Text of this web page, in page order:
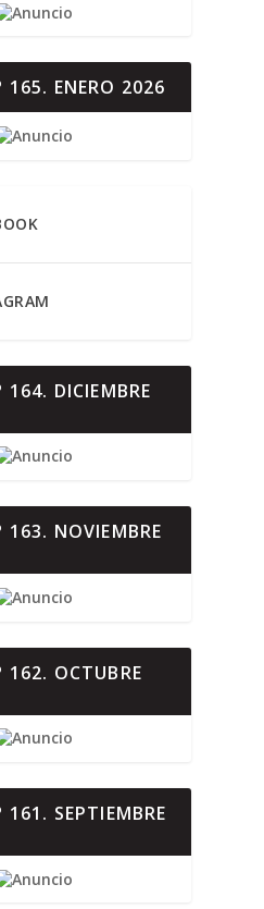
165. ENERO 2026
164. DICIEMBRE
163. NOVIEMBRE
162. OCTUBRE
161. SEPTIEMBRE